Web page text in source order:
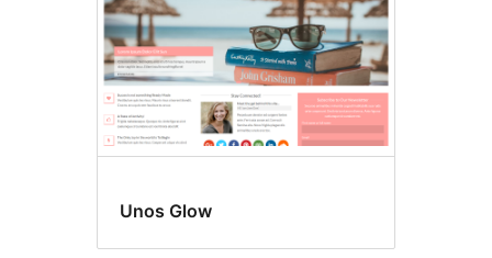
Unos Glow